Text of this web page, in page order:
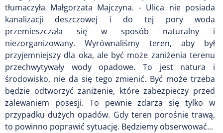
tłumaczyła Małgorzata Majczyna. - Ulica nie posiada
kanalizacji deszczowej i do tej pory woda
przemieszczała się w sposób naturalny i
niezorganizowany. Wyrównaliśmy teren, aby był
przyjemniejszy dla oka, ale być może zaniżenia terenu
przechwytywały wody opadowe. To jest natura i
środowisko, nie da się tego zmienić. Być może trzeba
będzie odtworzyć zaniżenie, które zabezpieczy przed
zalewaniem posesji. To pewnie zdarza się tylko w
przypadku dużych opadów. Gdy teren porośnie trawą,
to powinno poprawić sytuację. Będziemy obserwować...